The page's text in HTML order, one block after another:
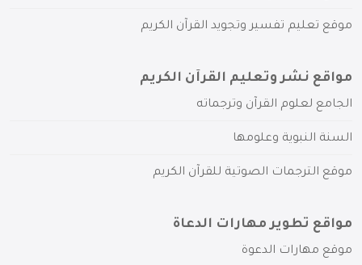
موقع تعليم تفسير وتجويد القرآن الكريم
مواقع نشر وتعليم القرآن الكريم
الجامع لعلوم القرآن وترجماته
السنة النبوية وعلومها
موقع الترجمات الصوتية للقرآن الكريم
مواقع تطوير مهارات الدعاة
موقع مهارات الدعوة